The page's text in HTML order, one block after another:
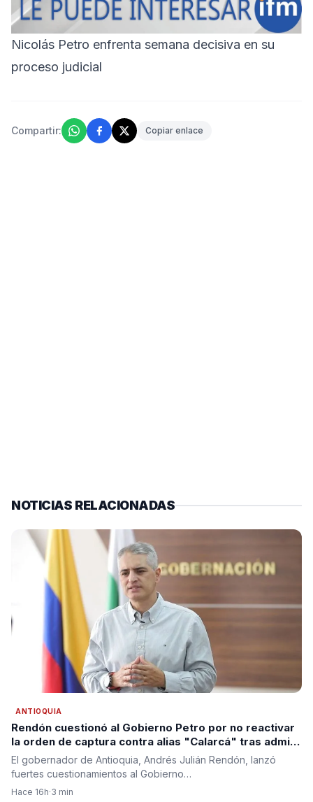
Nicolás Petro enfrenta semana decisiva en su
proceso judicial
Compartir: Copiar enlace
NOTICIAS RELACIONADAS
ANTIOQUIA
Rendón cuestionó al Gobierno Petro por no reactivar
la orden de captura contra alias "Calarcá" tras admitir
fracaso del proceso de paz
El gobernador de Antioquia, Andrés Julián Rendón, lanzó
fuertes cuestionamientos al Gobierno…
Hace 16h·3 min